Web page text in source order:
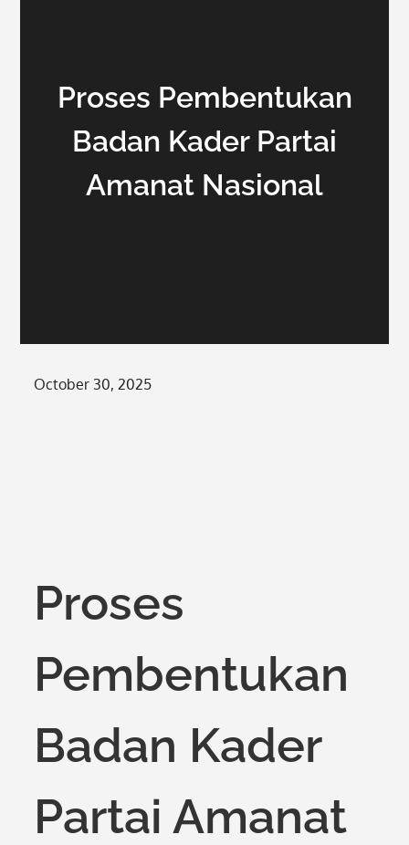
Proses Pembentukan
Badan Kader Partai
Amanat Nasional
Posted
October 30, 2025
Proses
Pembentukan
Badan Kader
Partai Amanat